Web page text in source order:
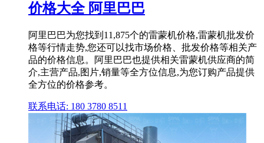
价格大全 阿里巴巴
阿里巴巴为您找到11,875个的雷蒙机价格,雷蒙机批发价
格等行情走势,您还可以找市场价格、批发价格等相关产
品的价格信息。阿里巴巴也提供相关雷蒙机供应商的简
介,主营产品,图片,销量等全方位信息,为您订购产品提供
全方位的价格参考。
联系电话: 180 3780 8511